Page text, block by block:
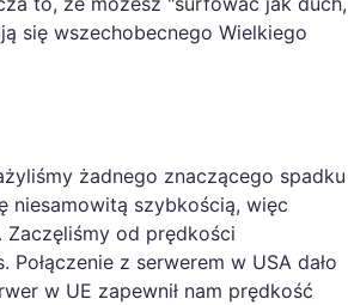
się wszechobecnego Wielkiego
żadnego znaczącego spadku
niesamowitą szybkością, więc
Zaczęliśmy od prędkości
z serwerem w USA dało
w UE zapewnił nam prędkość